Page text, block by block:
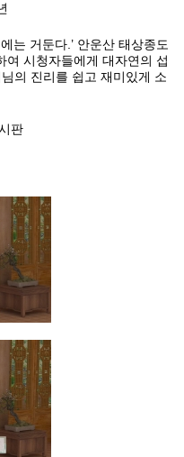
는 거둔다.’ 안운산 태상종도
여 시청자들에게 대자연의 섭
의 진리를 쉽고 재미있게 소
판